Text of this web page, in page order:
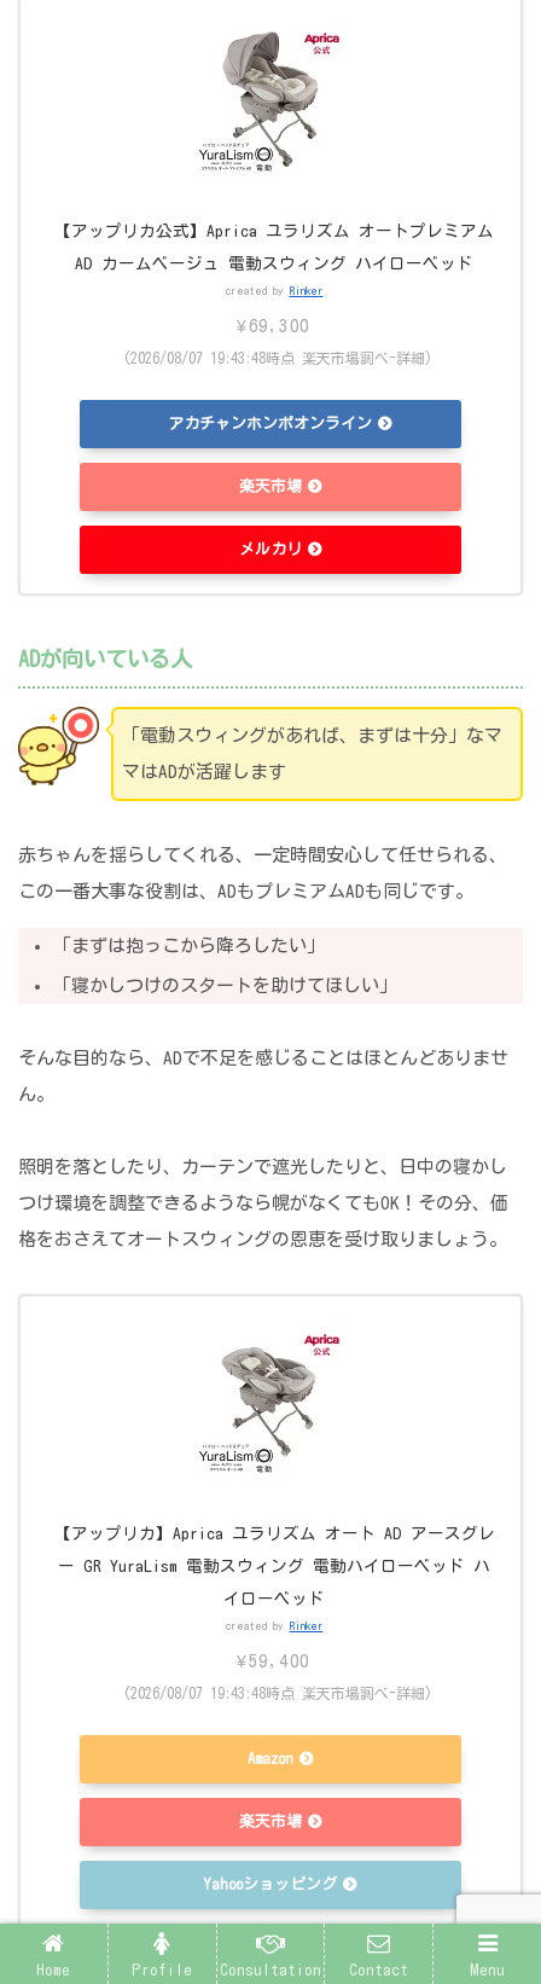
【アップリカ公式】Aprica ユラリズム オートプレミアム
AD カームベージュ 電動スウィング ハイローベッド
created by Rinker
¥69,300
(2026/08/07 19:43:48時点 楽天市場調べ-詳細)
アカチャンホンポオンライン
楽天市場
メルカリ
ADが向いている人
「電動スウィングがあれば、まずは十分」なマ
マはADが活躍します
赤ちゃんを揺らしてくれる、一定時間安心して任せられる、
この一番大事な役割は、ADもプレミアムADも同じです。
「まずは抱っこから降ろしたい」
「寝かしつけのスタートを助けてほしい」
そんな目的なら、ADで不足を感じることはほとんどありませ
ん。
照明を落としたり、カーテンで遮光したりと、日中の寝かし
つけ環境を調整できるようなら幌がなくてもOK！その分、価
格をおさえてオートスウィングの恩恵を受け取りましょう。
【アップリカ】Aprica ユラリズム オート AD アースグレ
ー GR YuraLism 電動スウィング 電動ハイローベッド ハ
イローベッド
created by Rinker
¥59,400
(2026/08/07 19:43:48時点 楽天市場調べ-詳細)
Amazon
楽天市場
Yahooショッピング
メルカリ
Home Profile Consultation Contact Menu